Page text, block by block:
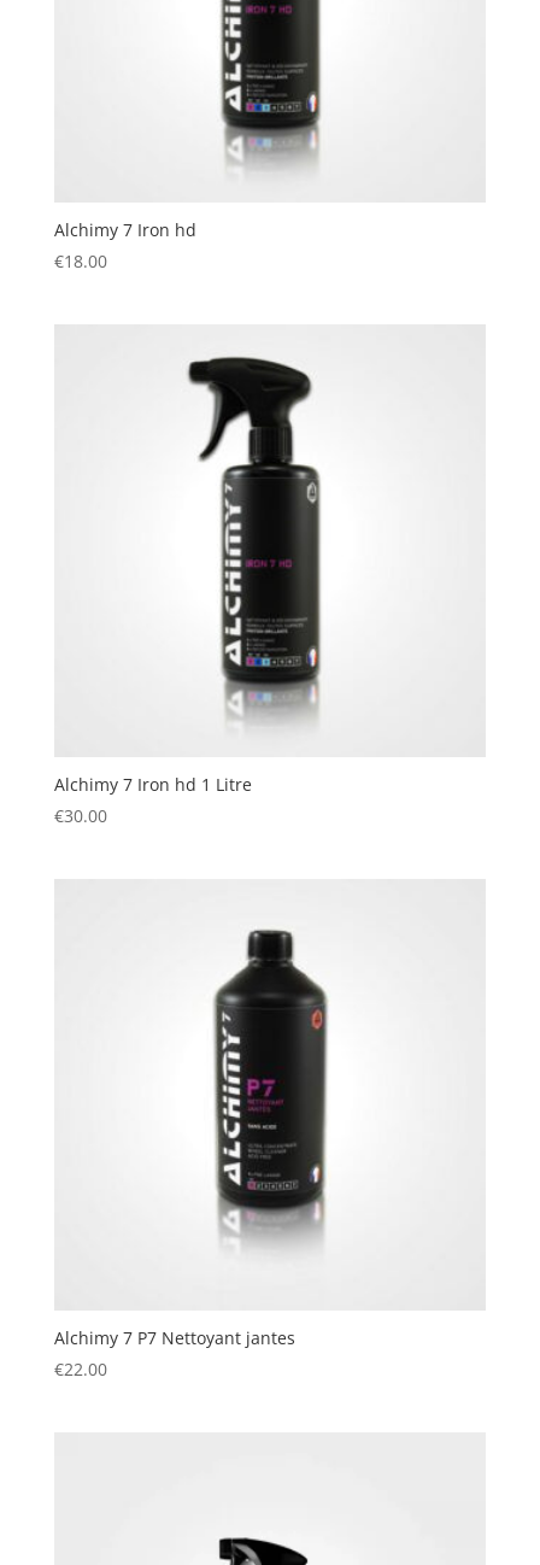
Alchimy 7 Iron hd
€18.00
Alchimy 7 Iron hd 1 Litre
€30.00
Alchimy 7 P7 Nettoyant jantes
€22.00